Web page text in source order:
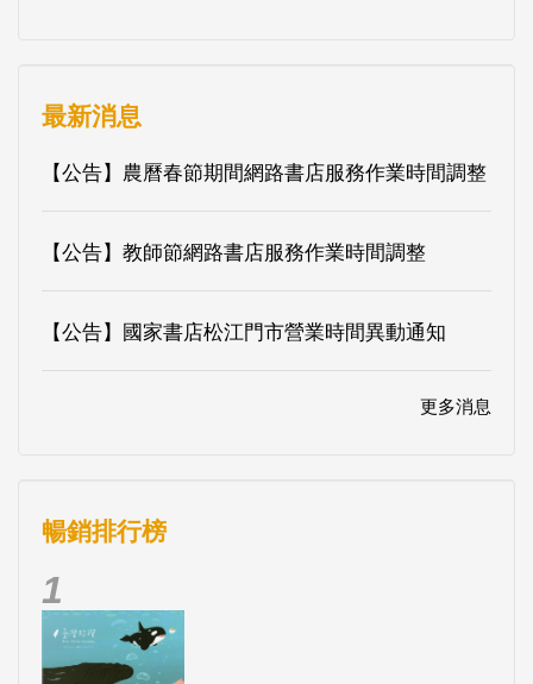
最新消息
【公告】農曆春節期間網路書店服務作業時間調整
【公告】教師節網路書店服務作業時間調整
【公告】國家書店松江門市營業時間異動通知
更多消息
暢銷排行榜
1